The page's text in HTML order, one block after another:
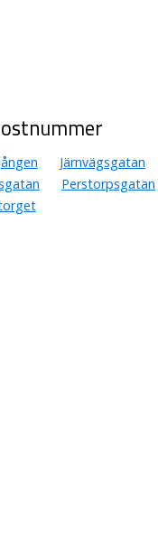
Järnvägsgatan
Perstorpsgatan